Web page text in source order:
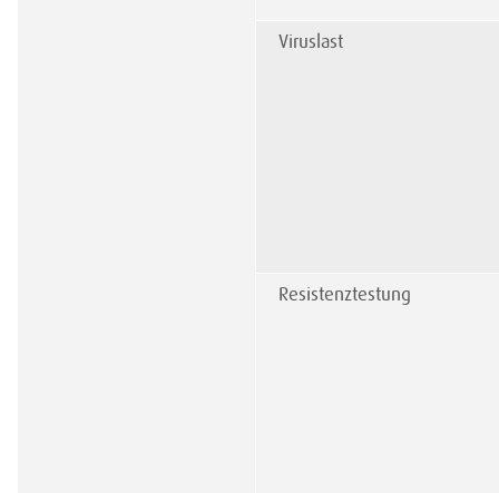
Viruslast
Resistenztestung